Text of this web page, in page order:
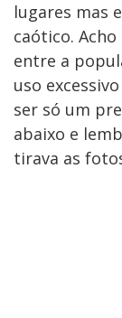
lugares mas
caótico.
entre a
uso
ser só um
abaixo e
tirava as